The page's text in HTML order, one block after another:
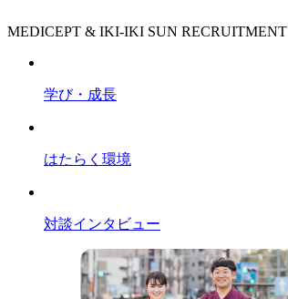
MEDICEPT & IKI-IKI SUN RECRUITMENT
学び・成長
はたらく環境
対談インタビュー